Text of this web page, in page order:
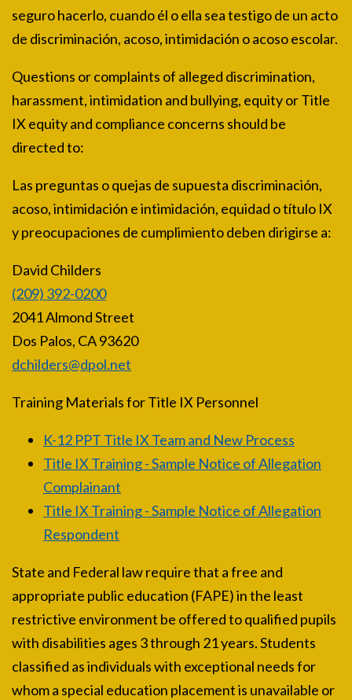
seguro hacerlo, cuando él o ella sea testigo de un acto
de discriminación, acoso, intimidación o acoso escolar.
Questions or complaints of alleged discrimination,
harassment, intimidation and bullying, equity or Title
IX equity and compliance concerns should be
directed to:
Las preguntas o quejas de supuesta discriminación,
acoso, intimidación e intimidación, equidad o título IX
y preocupaciones de cumplimiento deben dirigirse a:
David Childers
(209) 392-0200
2041 Almond Street
Dos Palos, CA 93620
dchilders@dpol.net
Training Materials for Title IX Personnel
K-12 PPT Title IX Team and New Process
Title IX Training - Sample Notice of Allegation
Complainant
Title IX Training - Sample Notice of Allegation
Respondent
State and Federal law require that a free and
appropriate public education (FAPE) in the least
restrictive environment be offered to qualified pupils
with disabilities ages 3 through 21 years. Students
classified as individuals with exceptional needs for
whom a special education placement is unavailable or